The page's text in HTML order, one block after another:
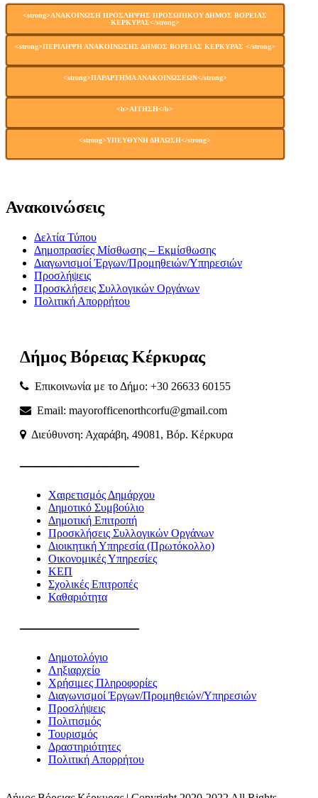
<strong>ΑΝΑΚΟΙΝΩΣΗ ΠΡΟΣΛΗΨΗΣ ΠΡΟΣΩΠΙΚΟΥ ΔΗΜΟΣ ΒΟΡΕΙΑΣ
ΚΕΡΚΥΡΑΣ</strong>
<strong>ΠΕΡΙΛΗΨΗ ΑΝΑΚΟΙΝΩΣΗΣ ΔΗΜΟΣ ΒΟΡΕΙΑΣ ΚΕΡΚΥΡΑΣ </strong>
<strong>ΠΑΡΑΡΤΗΜΑ ΑΝΑΚΟΙΝΩΣΕΩΝ</strong>
<b>ΑΙΤΗΣΗ</b>
<strong>ΥΠΕΥΘΥΝΗ ΔΗΛΩΣΗ</strong>
Ανακοινώσεις
Δελτία Τύπου
Δημοπρασίες Μίσθωσης – Εκμίσθωσης
Διαγωνισμοί Έργων/Προμηθειών/Υπηρεσιών
Προσλήψεις
Προσκλήσεις Συλλογικών Οργάνων
Πολιτική Απορρήτου
Δήμος Βόρειας Κέρκυρας
Επικοινωνία με το Δήμο: +30 26633 60155
Email: mayorofficenorthcorfu@gmail.com
Διεύθυνση: Αχαράβη, 49081, Βόρ. Κέρκυρα
———————
Χαιρετισμός Δημάρχου
Δημοτικό Συμβούλιο
Δημοτική Επιτροπή
Προσκλήσεις Συλλογικών Οργάνων
Διοικητική Υπηρεσία (Πρωτόκολλο)
Οικονομικές Υπηρεσίες
ΚΕΠ
Σχολικές Επιτροπές
Καθαριότητα
———————
Δημοτολόγιο
Ληξιαρχείο
Χρήσιμες Πληροφορίες
Διαγωνισμοί Έργων/Προμηθειών/Υπηρεσιών
Προσλήψεις
Πολιτισμός
Τουρισμός
Δραστηριότητες
Πολιτική Απορρήτου